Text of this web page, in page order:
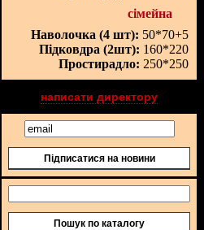
сімейна
Наволочка (4 шт): 50*70+5
Підковдра (2шт): 160*220
Простирадло: 250*250
написати директору
Підписатися на новини
Пошук по каталогу